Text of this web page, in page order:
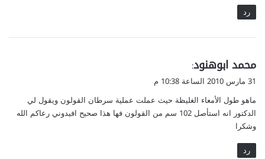
رد
ي
ق
ل
محمد ابوهنود:
31 مارس 2010 الساعة 10:38 م
ماهو طول الأمعاء الغليظة حيث عملت عملية سرطان القولون ويقول لي
الدكتور انه استأصل 102 سم من القولون فها هذا صحيح افيدوني رعاكم الله
وشكرا
رد